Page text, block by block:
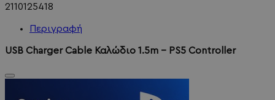
2110125418
Περιγραφή
USB Charger Cable Καλώδιο 1.5m - PS5 Controller